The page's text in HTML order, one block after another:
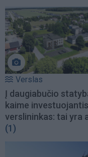
Verslas
Į daugiabučio
kaime investuojantis
verslininkas: tai yra
(1)